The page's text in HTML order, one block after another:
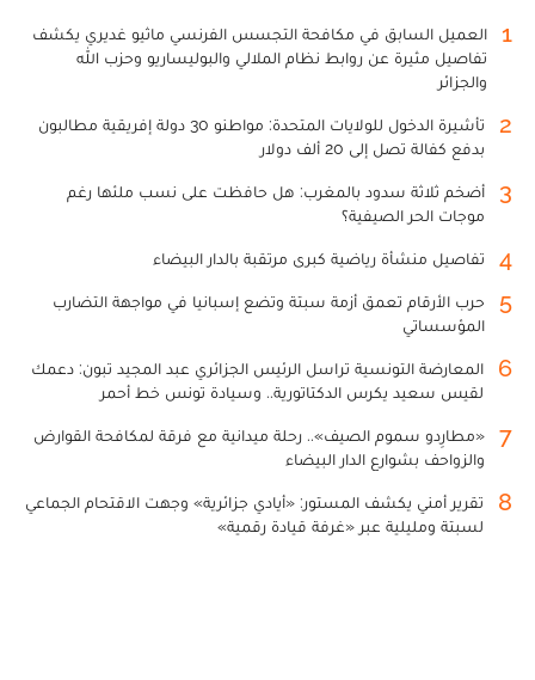
1
العميل السابق في مكافحة التجسس الفرنسي ماثيو غديري يكشف
تفاصيل مثيرة عن روابط نظام الملالي والبوليساريو وحزب الله
والجزائر
2
تأشيرة الدخول للولايات المتحدة: مواطنو 30 دولة إفريقية مطالبون
بدفع كفالة تصل إلى 20 ألف دولار
3
أضخم ثلاثة سدود بالمغرب: هل حافظت على نسب ملئها رغم
موجات الحر الصيفية؟
4 تفاصيل منشأة رياضية كبرى مرتقبة بالدار البيضاء
5
حرب الأرقام تعمق أزمة سبتة وتضع إسبانيا في مواجهة التضارب
المؤسساتي
6
المعارضة التونسية تراسل الرئيس الجزائري عبد المجيد تبون: دعمك
لقيس سعيد يكرس الدكتاتورية.. وسيادة تونس خط أحمر
7
«مطارِدو سموم الصيف».. رحلة ميدانية مع فرقة لمكافحة القوارض
والزواحف بشوارع الدار البيضاء
8
تقرير أمني يكشف المستور: «أيادي جزائرية» وجهت الاقتحام الجماعي
لسبتة ومليلية عبر «غرفة قيادة رقمية»